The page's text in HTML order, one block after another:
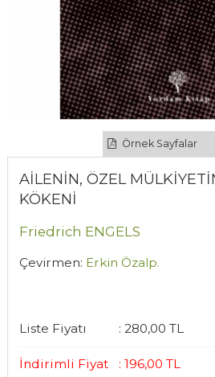
Örnek Sayfalar
AİLENİN, ÖZEL
KÖKENİ
Friedrich ENGELS
Çevirmen: Erkin Özalp.
Liste Fiyatı : 280,00 TL
İndirimli Fiyat : 196,00 TL